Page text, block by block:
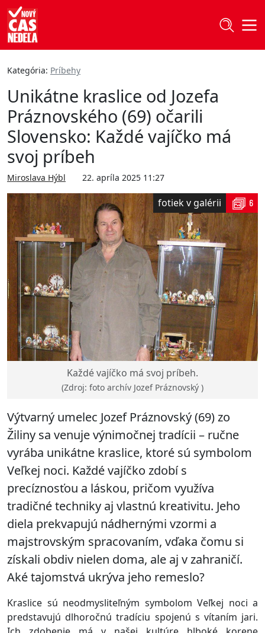
Kategória: Príbehy
Unikátne kraslice od Jozefa
Práznovského (69) očarili
Slovensko: Každé vajíčko má
svoj príbeh
Miroslava Hýbl 22. apríla 2025 11:27
fotiek v galérii 6
Každé vajíčko má svoj príbeh.
(Zdroj: foto archív Jozef Práznovský )
Výtvarný umelec Jozef Práznovský (69) zo
Žiliny sa venuje výnimočnej tradícii – ručne
vyrába unikátne kraslice, ktoré sú symbolom
Veľkej noci. Každé vajíčko zdobí s
precíznosťou a láskou, pričom využíva
tradičné techniky aj vlastnú kreativitu. Jeho
diela prekvapujú nádhernými vzormi a
majstrovským spracovaním, vďaka čomu si
získali obdiv nielen doma, ale aj v zahraničí.
Aké tajomstvá ukrýva jeho remeslo?
Kraslice sú neodmysliteľným symbolom Veľkej noci a
predstavujú dlhoročnú tradíciu spojenú s vítaním jari.